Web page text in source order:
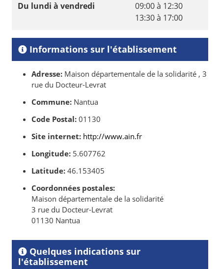
Du lundi à vendredi
09:00 à 12:30
13:30 à 17:00
Informations sur l'établissement
Adresse: Maison départementale de la solidarité , 3
rue du Docteur-Levrat
Commune: Nantua
Code Postal: 01130
Site internet: http://www.ain.fr
Longitude: 5.607762
Latitude: 46.153405
Coordonnées postales:
Maison départementale de la solidarité
3 rue du Docteur-Levrat
01130 Nantua
Quelques indications sur
l'établissement